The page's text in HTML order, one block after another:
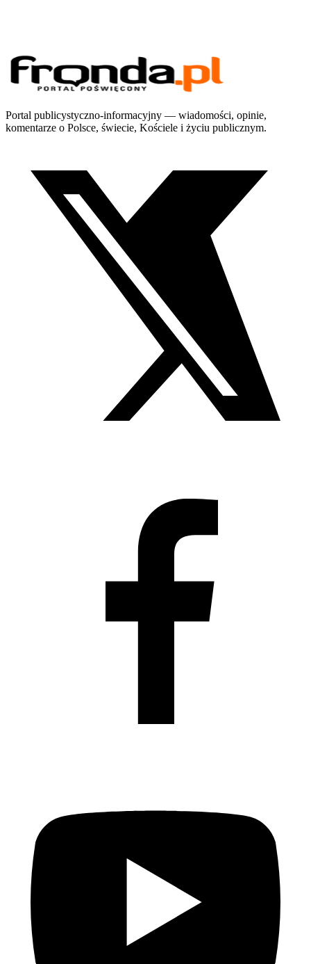
Portal publicystyczno-informacyjny — wiadomości, opinie,
komentarze o Polsce, świecie, Kościele i życiu publicznym.